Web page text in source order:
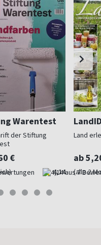
Warentest
der Stiftung
€
4,14
Land
ab
(alle 2